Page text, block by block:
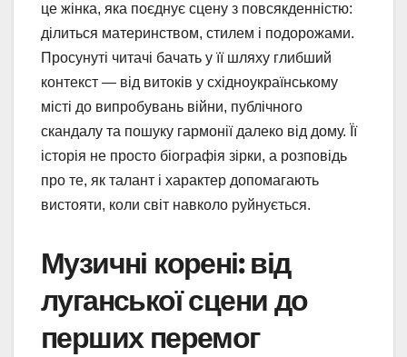
це жінка, яка поєднує сцену з повсякденністю:
ділиться материнством, стилем і подорожами.
Просунуті читачі бачать у її шляху глибший
контекст — від витоків у східноукраїнському
місті до випробувань війни, публічного
скандалу та пошуку гармонії далеко від дому. Її
історія не просто біографія зірки, а розповідь
про те, як талант і характер допомагають
вистояти, коли світ навколо руйнується.
Музичні корені: від
луганської сцени до
перших перемог